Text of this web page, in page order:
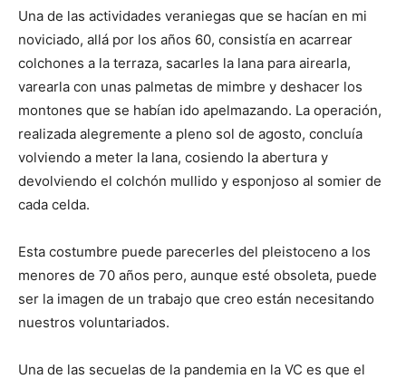
Una de las actividades veraniegas que se hacían en mi
noviciado, allá por los años 60, consistía en acarrear
colchones a la terraza, sacarles la lana para airearla,
varearla con unas palmetas de mimbre y deshacer los
montones que se habían ido apelmazando. La operación,
realizada alegremente a pleno sol de agosto, concluía
volviendo a meter la lana, cosiendo la abertura y
devolviendo el colchón mullido y esponjoso al somier de
cada celda.
Esta costumbre puede parecerles del pleistoceno a los
menores de 70 años pero, aunque esté obsoleta, puede
ser la imagen de un trabajo que creo están necesitando
nuestros voluntariados.
Una de las secuelas de la pandemia en la VC es que el